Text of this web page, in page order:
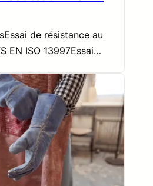
de résistance au
EN ISO 13997Essai…